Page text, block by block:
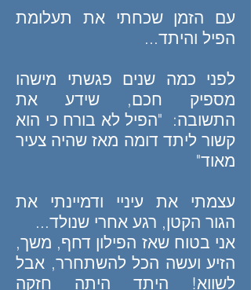
עם הזמן שכחתי את תעלומת
הפיל והיתד...
לפני כמה שנים פגשתי מישהו
מספיק חכם, שידע את
התשובה: "הפיל לא בורח כי הוא
קשור ליתד דומה מאז שהיה צעיר
מאוד"
עצמתי את עיניי ודמיינתי את
הגור הקטן, רגע אחרי שנולד...
אני בטוח שאז הפילון דחף, משך,
הזיע ועשה הכל להשתחרר, אבל
לשווא! היתד היתה חזקה